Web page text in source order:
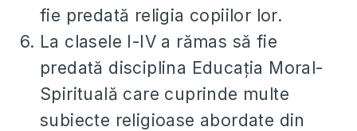
fie predată religia copiilor lor.
La clasele I-IV a rămas să fie
predată disciplina Educaţia Moral-
Spirituală care cuprinde multe
subiecte religioase abordate din